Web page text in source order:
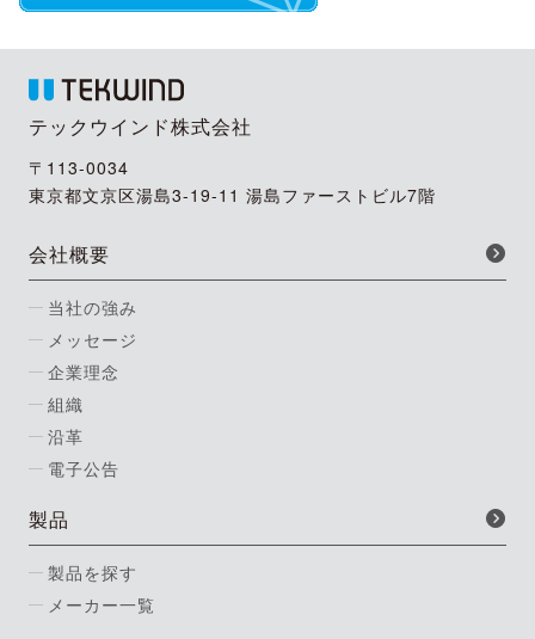
テックウインド株式会社
〒113-0034
東京都文京区湯島3-19-11 湯島ファーストビル7階
会社概要
当社の強み
メッセージ
企業理念
組織
沿革
電子公告
製品
製品を探す
メーカー一覧